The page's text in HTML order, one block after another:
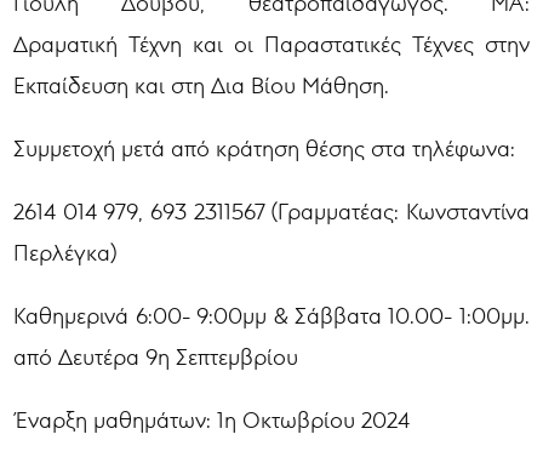
Δραματική Τέχνη και οι Παραστατικές Τέχνες στην
Εκπαίδευση και στη Δια Βίου Μάθηση.
Συμμετοχή μετά από κράτηση θέσης στα τηλέφωνα:
2614 014 979, 693 2311567 (Γραμματέας: Κωνσταντίνα
Περλέγκα)
Καθημερινά 6:00- 9:00μμ & Σάββατα 10.00- 1:00μμ.
από Δευτέρα 9η Σεπτεμβρίου
Έναρξη μαθημάτων: 1η Οκτωβρίου 2024